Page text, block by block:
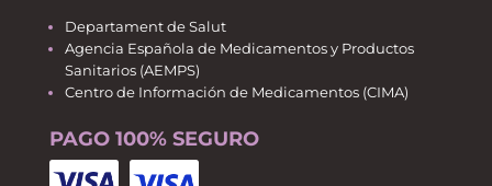
Departament de Salut
Agencia Española de Medicamentos y Productos
Sanitarios (AEMPS)
Centro de Información de Medicamentos (CIMA)
PAGO 100% SEGURO